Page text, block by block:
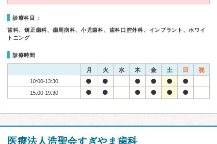
診療科目：
歯科、矯正歯科、歯周病科、小児歯科、歯科口腔外科、インプラント、ホワイ
トニング
診療時間
月 火 水 木 金 土 日 祝
10:00-13:30
15:00-19:30
医療法人浩聖会すぎやま歯科